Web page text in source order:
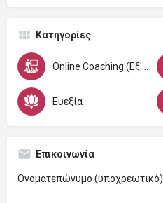
Κατηγορίες
Ευεξία
Επικοινωνία
Ονοματεπώνυμο (υποχρεωτικό)